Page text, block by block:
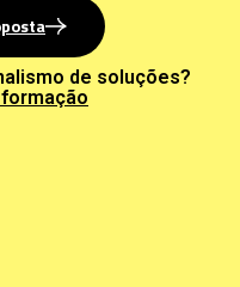
de soluções?